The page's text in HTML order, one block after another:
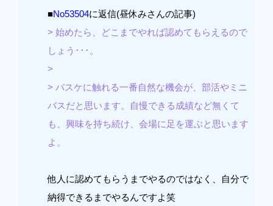
■No53504に返信(昼休みさんの記事)
> 始めたら、どこまでやれば認めてもらえるので
しょう･･･。
>
> バスケに触れる一番自然な機会が、部活やミニ
バスだと思います。自慢できる成績など無くて
も、興味を持ち続け、会場に足を運ぶと思います
よ。
他人に認めてもらうまでやるのではなく、自分で
納得できるまでやるんですよ笑